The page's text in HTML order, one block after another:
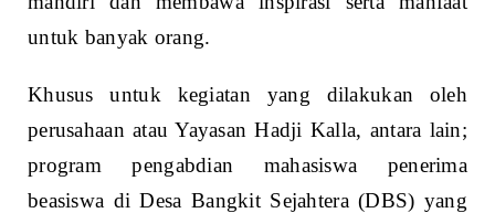
untuk banyak orang.
Khusus untuk kegiatan yang dilakukan oleh
perusahaan atau Yayasan Hadji Kalla, antara lain;
program pengabdian mahasiswa penerima
beasiswa di Desa Bangkit Sejahtera (DBS) yang